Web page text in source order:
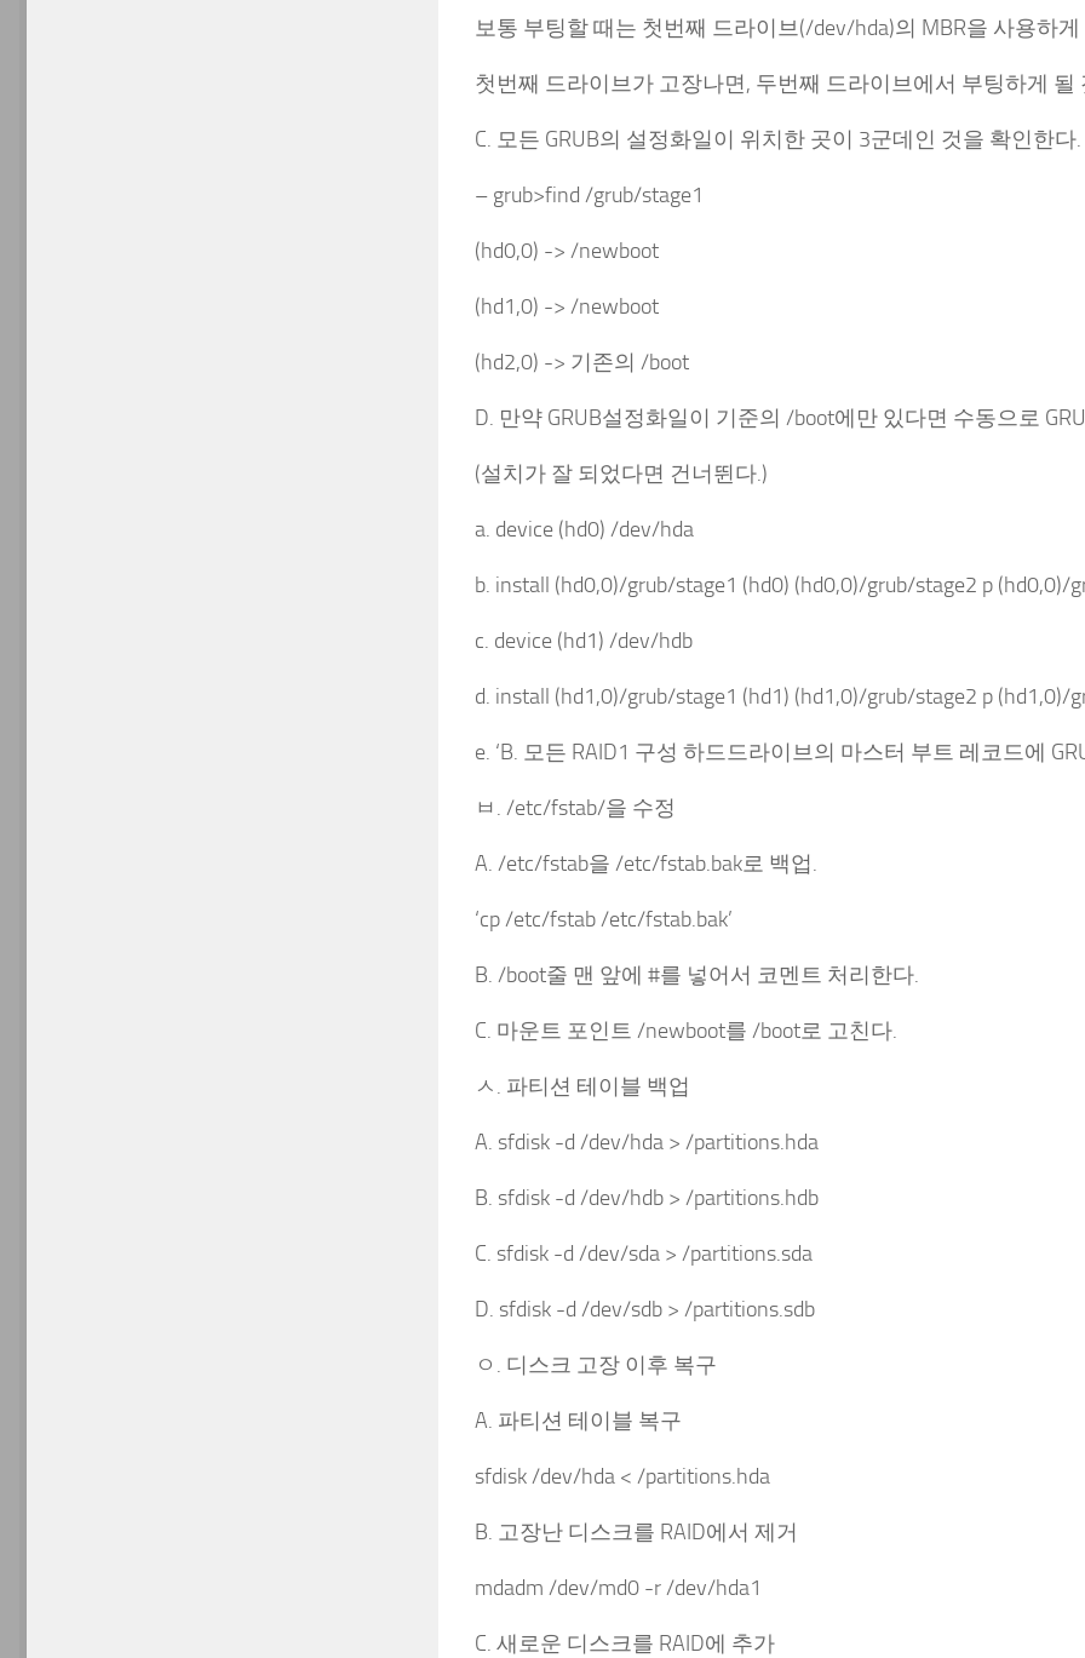
보통 부팅할 때는 첫번째 드라이브(/dev/hda)의 MBR을 사용하
첫번째 드라이브가 고장나면, 두번째 드라이브에서 부팅하게 될
C. 모든 GRUB의 설정화일이 위치한 곳이 3군데인 것을 확인한다.
– grub>find /grub/stage1
(hd0,0) -> /newboot
(hd1,0) -> /newboot
(hd2,0) -> 기존의 /boot
D. 만약 GRUB설정화일이 기준의 /boot에만 있다면 수동으로
(설치가 잘 되었다면 건너뛴다.)
a. device (hd0) /dev/hda
b. install (hd0,0)/grub/stage1 (hd0) (hd0,0)/grub/stage2 p (hd0,0)/
c. device (hd1) /dev/hdb
d. install (hd1,0)/grub/stage1 (hd1) (hd1,0)/grub/stage2 p (hd1,0)/
e. ‘B. 모든 RAID1 구성 하드드라이브의 마스터 부트 레코드에
ㅂ. /etc/fstab/을 수정
A. /etc/fstab을 /etc/fstab.bak로 백업.
‘cp /etc/fstab /etc/fstab.bak’
B. /boot줄 맨 앞에 #를 넣어서 코멘트 처리한다.
C. 마운트 포인트 /newboot를 /boot로 고친다.
ㅅ. 파티션 테이블 백업
A. sfdisk -d /dev/hda > /partitions.hda
B. sfdisk -d /dev/hdb > /partitions.hdb
C. sfdisk -d /dev/sda > /partitions.sda
D. sfdisk -d /dev/sdb > /partitions.sdb
ㅇ. 디스크 고장 이후 복구
A. 파티션 테이블 복구
sfdisk /dev/hda < /partitions.hda
B. 고장난 디스크를 RAID에서 제거
mdadm /dev/md0 -r /dev/hda1
C. 새로운 디스크를 RAID에 추가